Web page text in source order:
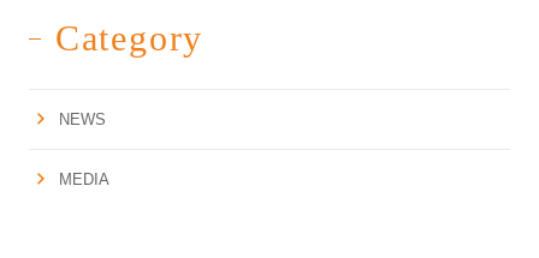
Category
NEWS
MEDIA